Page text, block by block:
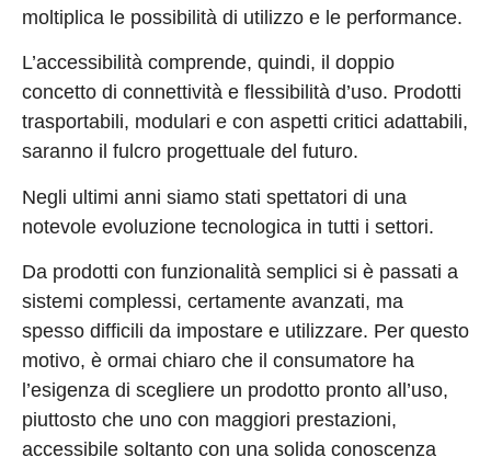
moltiplica le possibilità di utilizzo e le performance.
L’accessibilità comprende, quindi, il doppio
concetto di connettività e flessibilità d’uso. Prodotti
trasportabili, modulari e con aspetti critici adattabili,
saranno il fulcro progettuale del futuro.
Negli ultimi anni siamo stati spettatori di una
notevole evoluzione tecnologica in tutti i settori.
Da prodotti con funzionalità semplici si è passati a
sistemi complessi, certamente avanzati, ma
spesso difficili da impostare e utilizzare. Per questo
motivo, è ormai chiaro che il consumatore ha
l’esigenza di scegliere un prodotto pronto all’uso,
piuttosto che uno con maggiori prestazioni,
accessibile soltanto con una solida conoscenza